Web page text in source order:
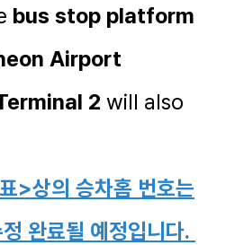
bus stop platform
Airport
2 will also
>상의 승차홈 번호는
완료될 예정입니다.